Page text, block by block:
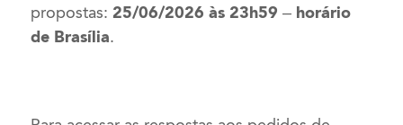
propostas: 25/06/2026 às 23h59 – horário
de Brasília.